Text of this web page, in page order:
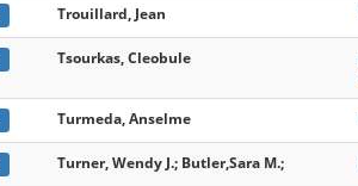
Trouillard, Jean
Tsourkas, Cleobule
Turmeda, Anselme
Turner, Wendy J.; Butler,Sara M.;